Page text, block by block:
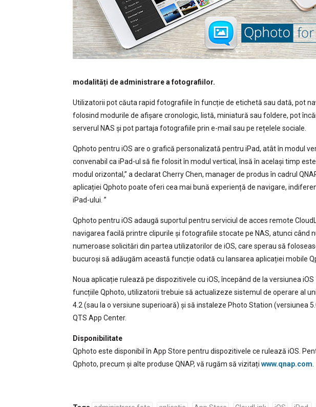
modalități de administrare a fotografiilor.
Utilizatorii pot căuta rapid fotografiile în funcție de etichetă sau dată, pot
folosind modurile de afișare cronologic, listă, miniatură sau foldere, pot
serverul NAS și pot partaja fotografiile prin e-mail sau pe rețelele sociale.
Qphoto pentru iOS are o grafică personalizată pentru iPad, atât în modul
convenabil ca iPad-ul să fie folosit în modul vertical, însă în același timp
modul orizontal,” a declarat Cherry Chen, manager de produs în cadrul
aplicației Qphoto poate oferi cea mai bună experiență de navigare,
iPad-ului. ”
Qphoto pentru iOS adaugă suportul pentru serviciul de acces remote
navigarea facilă printre clipurile și fotografiile stocate pe NAS, atunci când
numeroase solicitări din partea utilizatorilor de iOS, care sperau să
bucuroși să adăugăm această funcție odată cu lansarea aplicației mobile
Noua aplicație rulează pe dispozitivele cu iOS, începând de la versiunea
funcțiile Qphoto, utilizatorii trebuie să actualizeze sistemul de operare al
4.2 (sau la o versiune superioară) și să instaleze Photo Station (versiunea
QTS App Center.
Disponibilitate
Qphoto este disponibil în App Store pentru dispozitivele ce rulează iOS.
Qphoto, precum și alte produse QNAP, vă rugăm să vizitați www.qnap.com.